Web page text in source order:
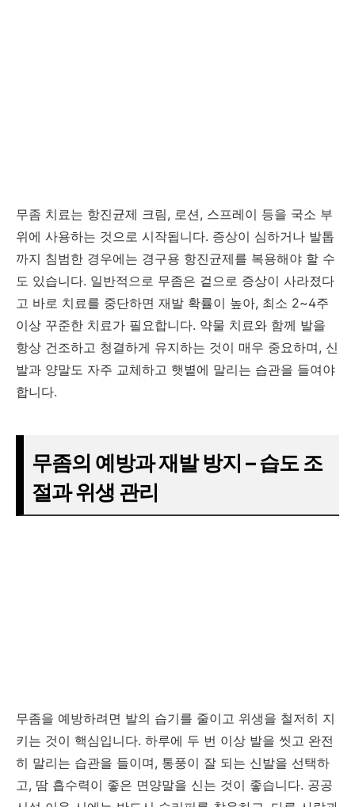
무좀 치료는 항진균제 크림, 로션, 스프레이 등을 국소 부
위에 사용하는 것으로 시작됩니다. 증상이 심하거나 발톱
까지 침범한 경우에는 경구용 항진균제를 복용해야 할 수
도 있습니다. 일반적으로 무좀은 겉으로 증상이 사라졌다
고 바로 치료를 중단하면 재발 확률이 높아, 최소 2~4주
이상 꾸준한 치료가 필요합니다. 약물 치료와 함께 발을
항상 건조하고 청결하게 유지하는 것이 매우 중요하며, 신
발과 양말도 자주 교체하고 햇볕에 말리는 습관을 들여야
합니다.
무좀의 예방과 재발 방지 – 습도 조
절과 위생 관리
무좀을 예방하려면 발의 습기를 줄이고 위생을 철저히 지
키는 것이 핵심입니다. 하루에 두 번 이상 발을 씻고 완전
히 말리는 습관을 들이며, 통풍이 잘 되는 신발을 선택하
고, 땀 흡수력이 좋은 면양말을 신는 것이 좋습니다. 공공